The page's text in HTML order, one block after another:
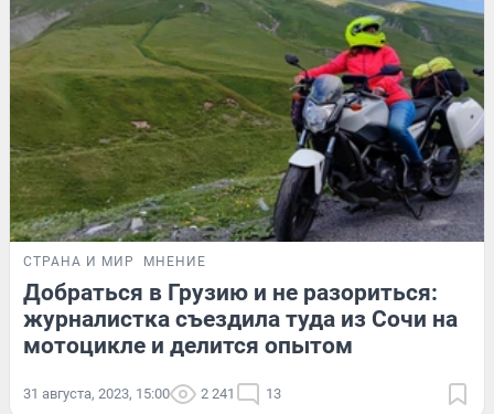
СТРАНА И МИР МНЕНИЕ
Добраться в Грузию и не разориться:
журналистка съездила туда из Сочи на
мотоцикле и делится опытом
31 августа, 2023, 15:00 2 241 13